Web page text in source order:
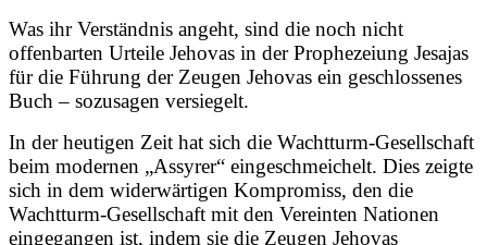
Was ihr Verständnis angeht, sind die noch nicht
offenbarten Urteile Jehovas in der Prophezeiung Jesajas
für die Führung der Zeugen Jehovas ein geschlossenes
Buch – sozusagen versiegelt.
In der heutigen Zeit hat sich die Wachtturm-Gesellschaft
beim modernen „Assyrer“ eingeschmeichelt. Dies zeigte
sich in dem widerwärtigen Kompromiss, den die
Wachtturm-Gesellschaft mit den Vereinten Nationen
eingegangen ist, indem sie die Zeugen Jehovas